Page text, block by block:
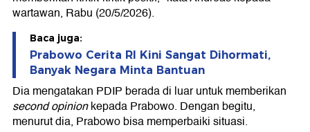
wartawan, Rabu (20/5/2026).
Baca juga:
Prabowo Cerita RI Kini Sangat Dihormati,
Banyak Negara Minta Bantuan
Dia mengatakan PDIP berada di luar untuk memberikan
second opinionkepada Prabowo. Dengan begitu,
menurut dia, Prabowo bisa memperbaiki situasi.